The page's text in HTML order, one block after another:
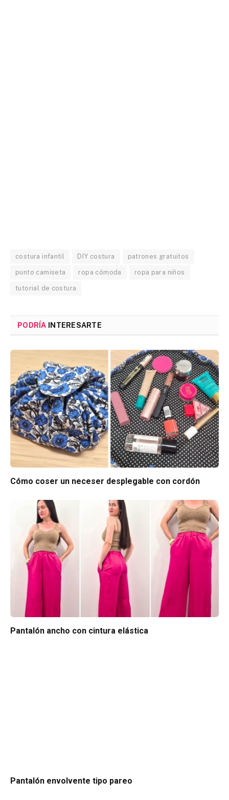
costura infantil DIY costura patrones gratuitos
punto camiseta ropa cómoda ropa para niños
tutorial de costura
PODRÍA INTERESARTE
Cómo coser un neceser desplegable con cordón
Pantalón ancho con cintura elástica
Pantalón envolvente tipo pareo